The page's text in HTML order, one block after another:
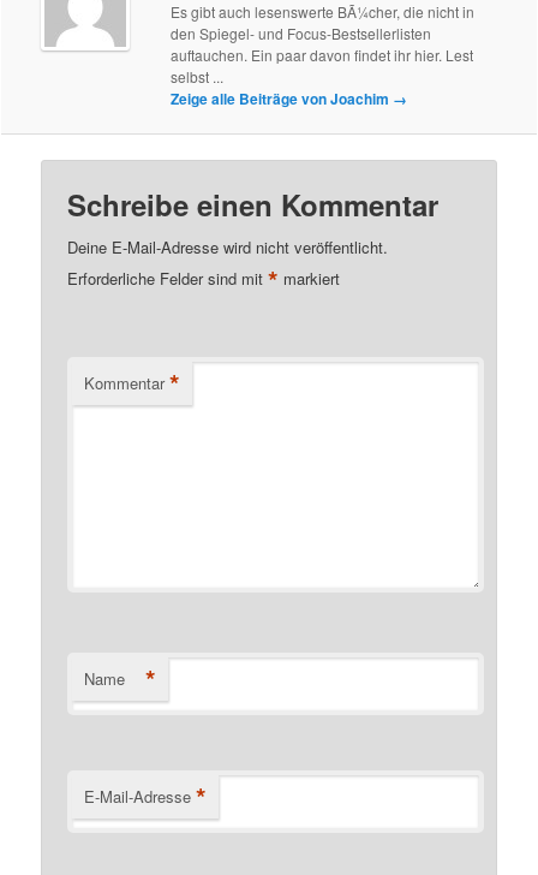
Es gibt auch lesenswerte BÃ¼cher, die nicht in
den Spiegel- und Focus-Bestsellerlisten
auftauchen. Ein paar davon findet ihr hier. Lest
selbst ...
Zeige alle Beiträge von Joachim →
Schreibe einen Kommentar
Deine E-Mail-Adresse wird nicht veröffentlicht.
Erforderliche Felder sind mit* markiert
Kommentar *
Name *
E-Mail-Adresse *